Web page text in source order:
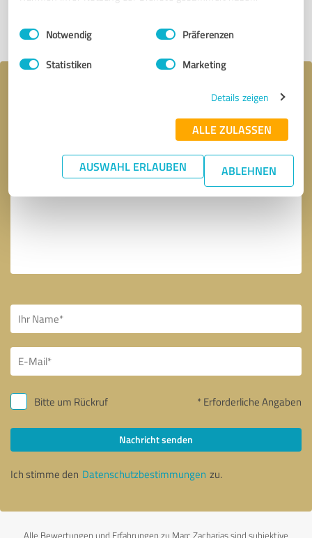
Impressum Datenschutzbestimmungen
Einwilligungsauswahl
Notwendig Präferenzen
Statistiken Marketing
Details zeigen
ALLE ZULASSEN
AUSWAHL ERLAUBEN ABLEHNEN
Profil teilen
Ihre Nachricht an Marc Zacharias
Bitte um Rückruf * Erforderliche Angaben
Nachricht senden
Ich stimme den Datenschutzbestimmungen zu.
Alle Bewertungen und Erfahrungen zu Marc Zacharias sind subjektive